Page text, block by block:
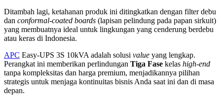
Ditambah lagi, ketahanan produk ini ditingkatkan dengan filter debu
dan conformal-coated boards (lapisan pelindung pada papan sirkuit)
yang membuatnya ideal untuk lingkungan yang cenderung berdebu
atau keras di Indonesia.
APC Easy-UPS 3S 10kVA adalah solusi value yang lengkap.
Perangkat ini memberikan perlindungan Tiga Fase kelas high-end
tanpa kompleksitas dan harga premium, menjadikannya pilihan
strategis untuk menjaga kontinuitas bisnis Anda saat ini dan di masa
depan.